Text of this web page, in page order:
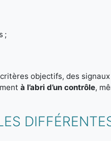
;
objectifs, des
à l’abri d’un contrôle,